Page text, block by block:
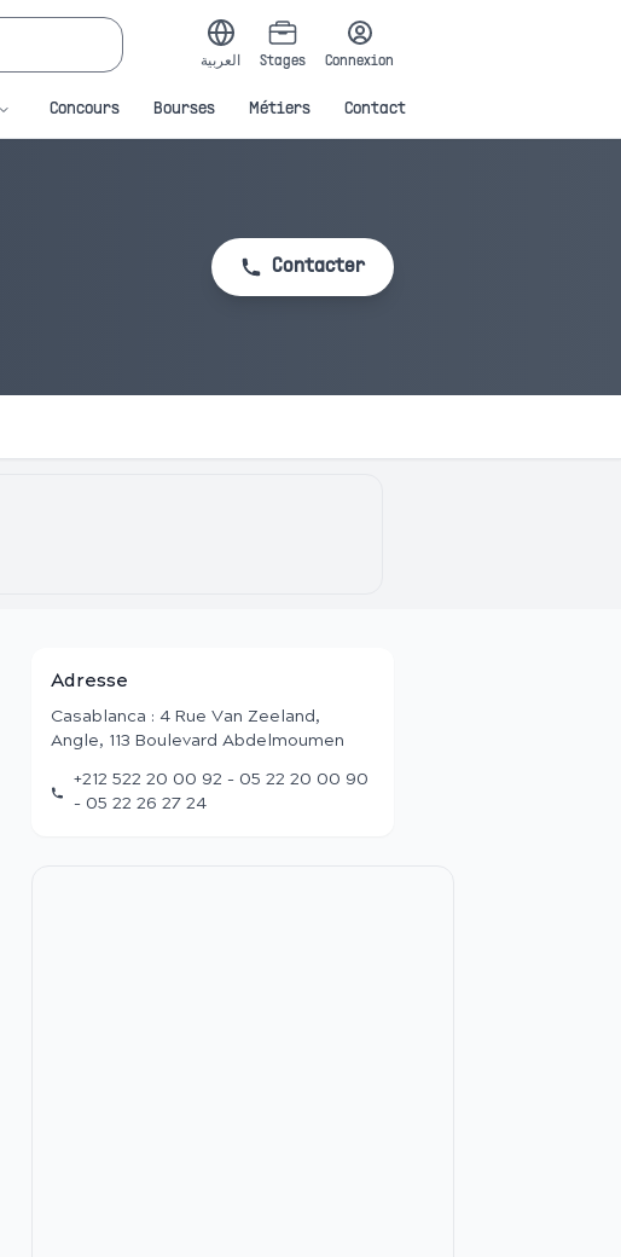
العربية Stages Connexion
Concours Bourses Métiers Contact
Contacter
Adresse
Casablanca : 4 Rue Van Zeeland,
Angle, 113 Boulevard Abdelmoumen
+212 522 20 00 92 - 05 22 20 00 90
- 05 22 26 27 24